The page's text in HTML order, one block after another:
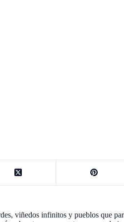
viñedos infinitos y pueblos que